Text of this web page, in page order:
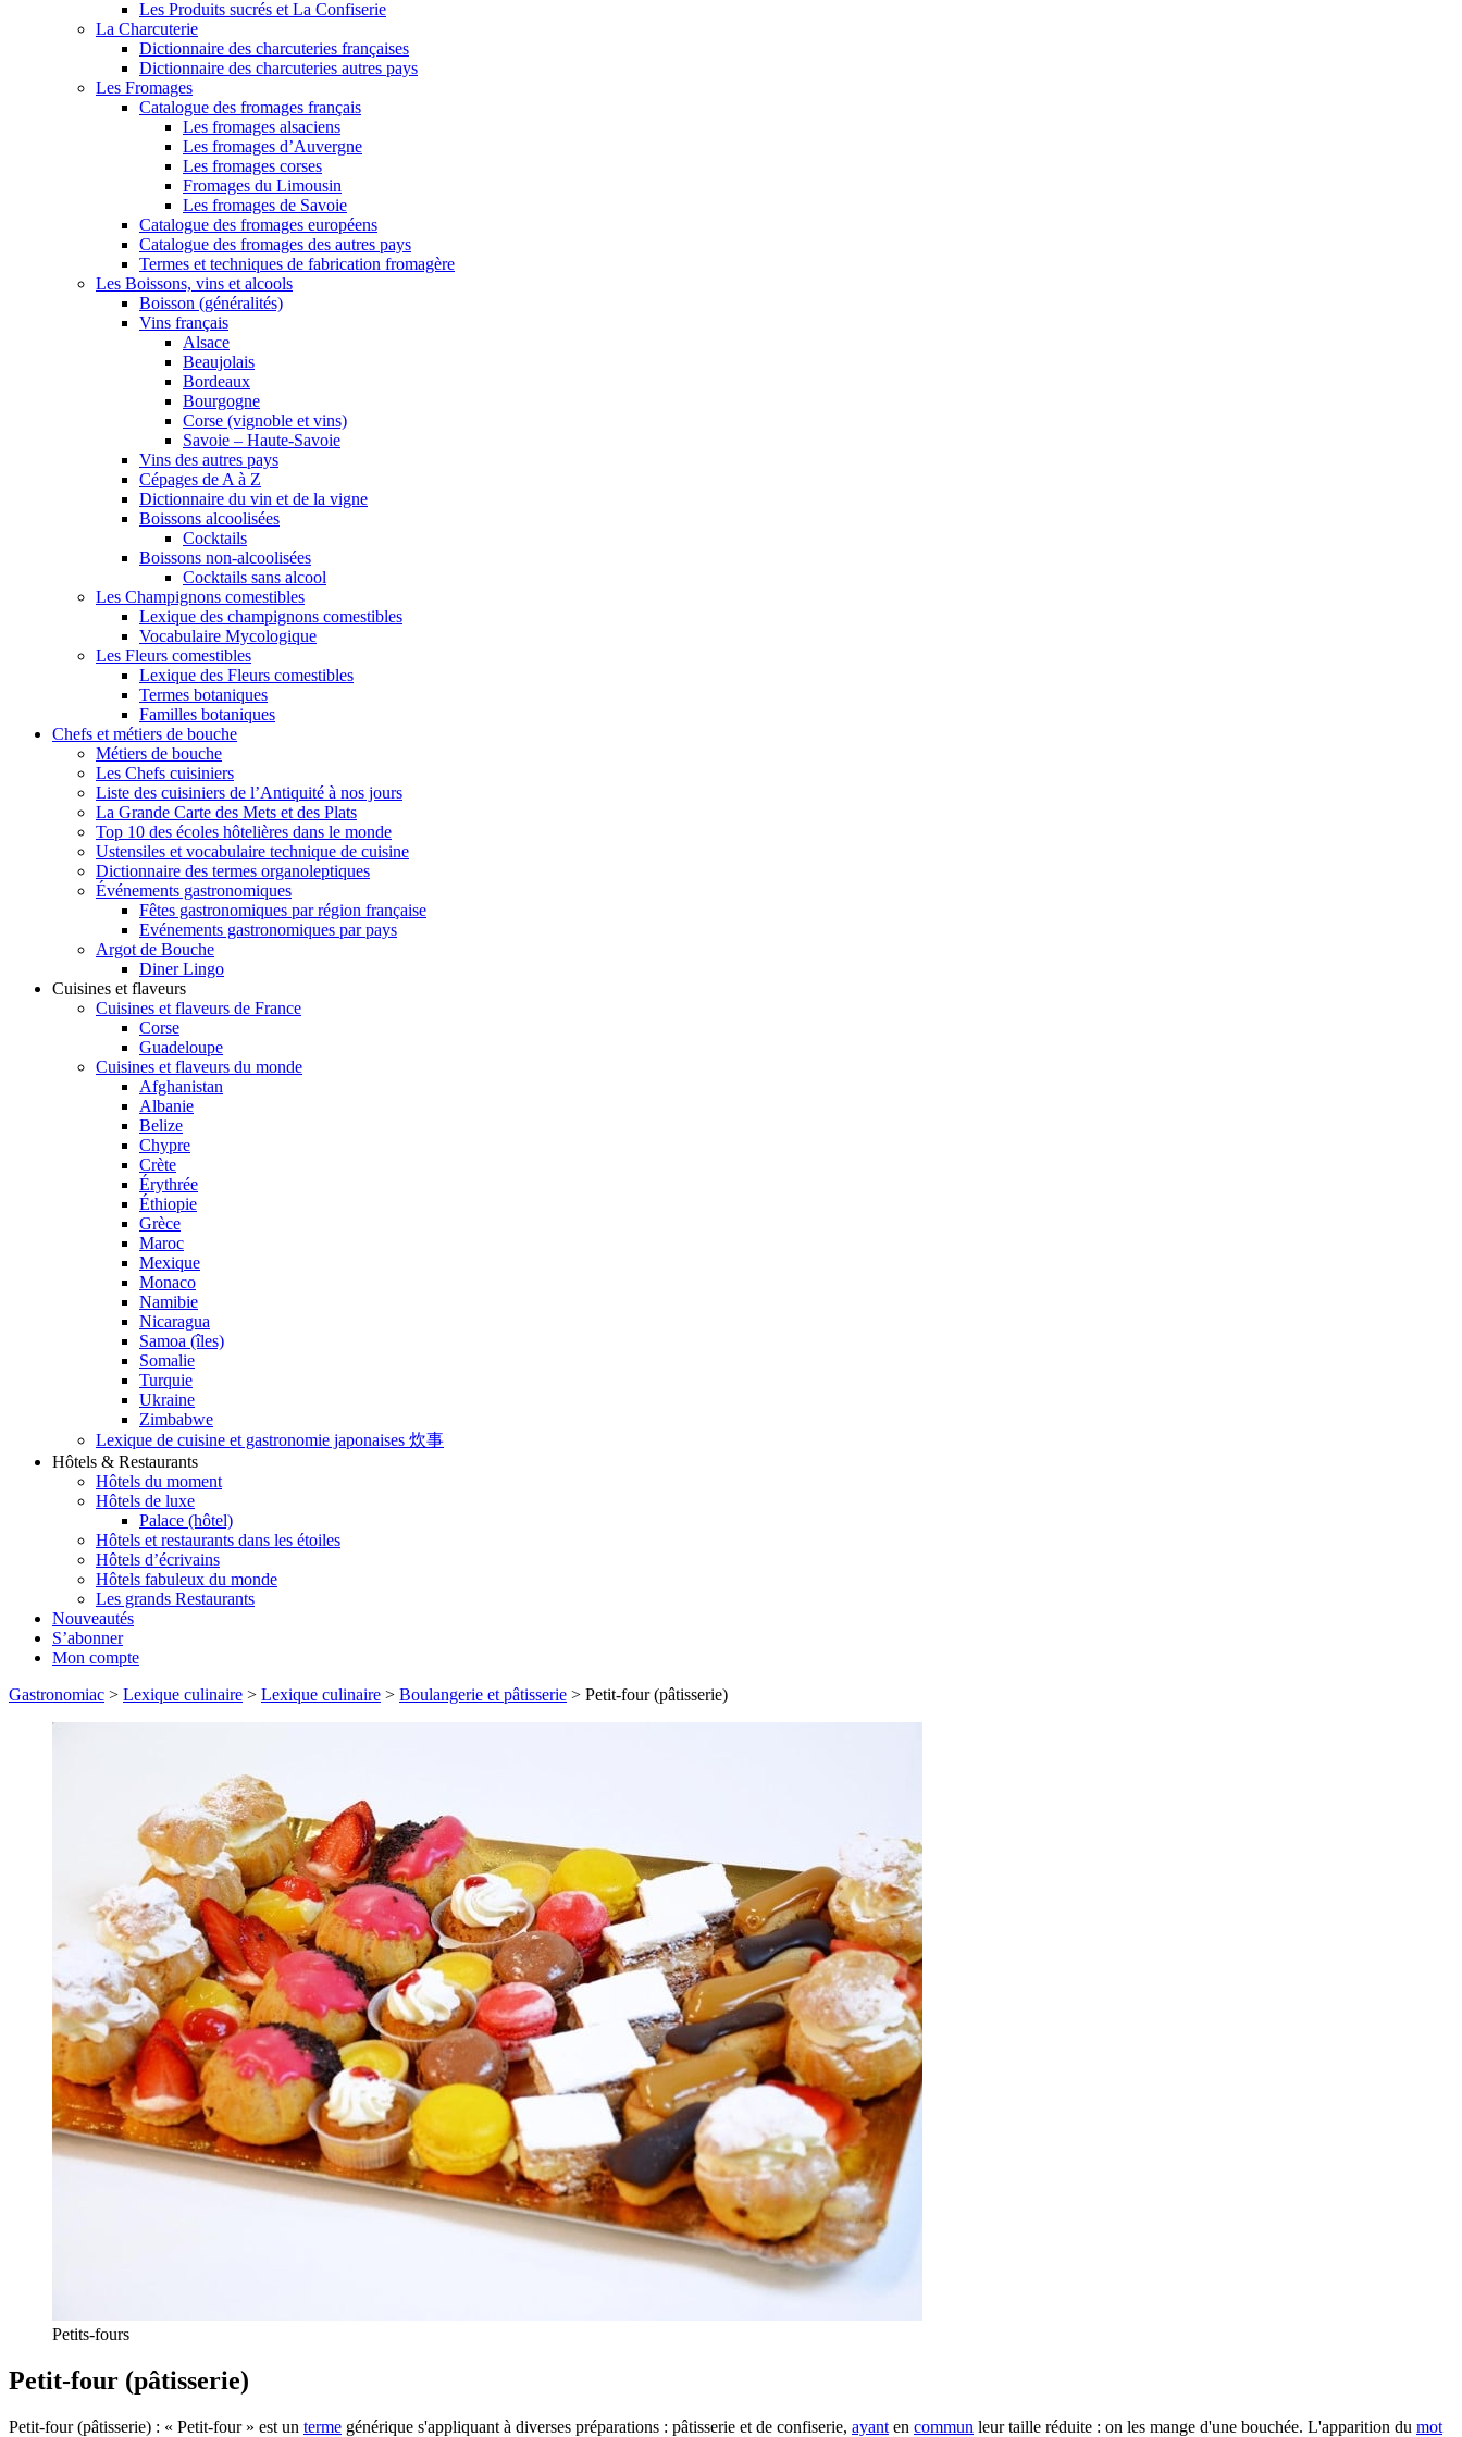
Les Produits sucrés et La Confiserie
La Charcuterie
Dictionnaire des charcuteries françaises
Dictionnaire des charcuteries autres pays
Les Fromages
Catalogue des fromages français
Les fromages alsaciens
Les fromages d’Auvergne
Les fromages corses
Fromages du Limousin
Les fromages de Savoie
Catalogue des fromages européens
Catalogue des fromages des autres pays
Termes et techniques de fabrication fromagère
Les Boissons, vins et alcools
Boisson (généralités)
Vins français
Alsace
Beaujolais
Bordeaux
Bourgogne
Corse (vignoble et vins)
Savoie – Haute-Savoie
Vins des autres pays
Cépages de A à Z
Dictionnaire du vin et de la vigne
Boissons alcoolisées
Cocktails
Boissons non-alcoolisées
Cocktails sans alcool
Les Champignons comestibles
Lexique des champignons comestibles
Vocabulaire Mycologique
Les Fleurs comestibles
Lexique des Fleurs comestibles
Termes botaniques
Familles botaniques
Chefs et métiers de bouche
Métiers de bouche
Les Chefs cuisiniers
Liste des cuisiniers de l’Antiquité à nos jours
La Grande Carte des Mets et des Plats
Top 10 des écoles hôtelières dans le monde
Ustensiles et vocabulaire technique de cuisine
Dictionnaire des termes organoleptiques
Événements gastronomiques
Fêtes gastronomiques par région française
Evénements gastronomiques par pays
Argot de Bouche
Diner Lingo
Cuisines et flaveurs
Cuisines et flaveurs de France
Corse
Guadeloupe
Cuisines et flaveurs du monde
Afghanistan
Albanie
Belize
Chypre
Crète
Érythrée
Éthiopie
Grèce
Maroc
Mexique
Monaco
Namibie
Nicaragua
Samoa (îles)
Somalie
Turquie
Ukraine
Zimbabwe
Lexique de cuisine et gastronomie japonaises 炊事
Hôtels & Restaurants
Hôtels du moment
Hôtels de luxe
Palace (hôtel)
Hôtels et restaurants dans les étoiles
Hôtels d’écrivains
Hôtels fabuleux du monde
Les grands Restaurants
Nouveautés
S’abonner
Mon compte
Gastronomiac > Lexique culinaire > Lexique culinaire > Boulangerie et pâtisserie > Petit-four (pâtisserie)
Petits-fours
Petit-four (pâtisserie)
Petit-four (pâtisserie) : « Petit-four » est un terme générique s'appliquant à diverses préparations : pâtisserie et de confiserie, ayant en commun leur taille réduite : on les mange d'une bouchée. L'apparition du mot